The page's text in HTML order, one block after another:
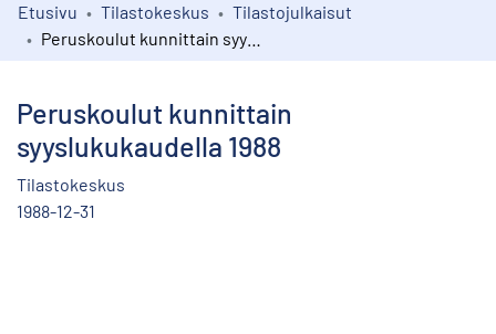
Kokoelmat
Etusivu Tilastokeskus
Tilastojulkaisut
Peruskoulut kunnittain
syyslukukaudella 1988
Tilastokeskus
1988-12-31